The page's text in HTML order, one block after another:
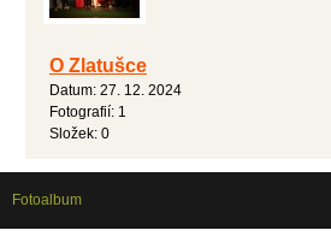
O Zlatušce
Datum: 27. 12. 2024
Fotografií: 1
Složek: 0
Fotoalbum